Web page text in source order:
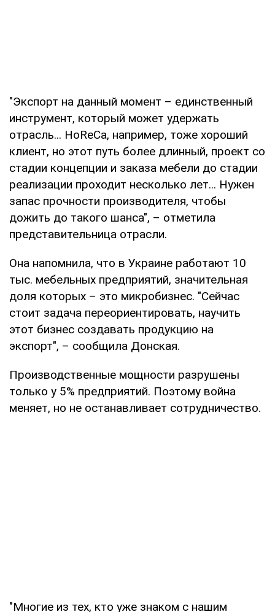
"Экспорт на данный момент – единственный
инструмент, который может удержать
отрасль... HoReCa, например, тоже хороший
клиент, но этот путь более длинный, проект со
стадии концепции и заказа мебели до стадии
реализации проходит несколько лет... Нужен
запас прочности производителя, чтобы
дожить до такого шанса", – отметила
представительница отрасли.
Она напомнила, что в Украине работают 10
тыс. мебельных предприятий, значительная
доля которых – это микробизнес. "Сейчас
стоит задача переориентировать, научить
этот бизнес создавать продукцию на
экспорт", – сообщила Донская.
Производственные мощности разрушены
только у 5% предприятий. Поэтому война
меняет, но не останавливает сотрудничество.
"Многие из тех, кто уже знаком с нашим